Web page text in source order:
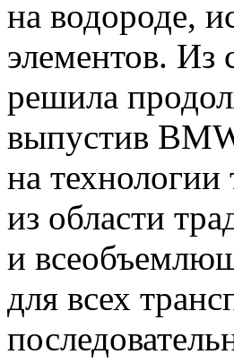
на водороде,
элементов.
решила
выпустив
на
из области
и
для всех